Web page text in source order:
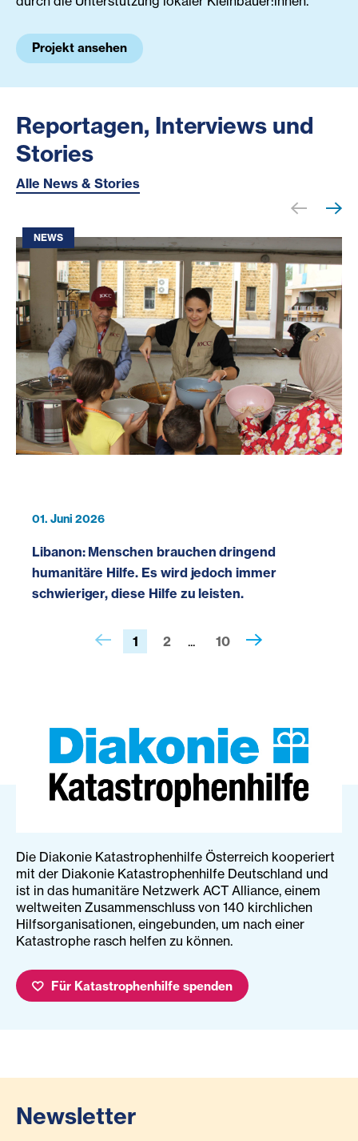
Projekt ansehen
Reportagen, Interviews und
Stories
Alle News & Stories
NEWS
01. Juni 2026
Libanon: Menschen brauchen dringend
humanitäre Hilfe. Es wird jedoch immer
schwieriger, diese Hilfe zu leisten.
1 2 10
Die Diakonie Katastrophenhilfe Österreich kooperiert
mit der Diakonie Katastrophenhilfe Deutschland und
ist in das humanitäre Netzwerk ACT Alliance, einem
weltweiten Zusammenschluss von 140 kirchlichen
Hilfsorganisationen, eingebunden, um nach einer
Katastrophe rasch helfen zu können.
Für Katastrophenhilfe spenden
Newsletter